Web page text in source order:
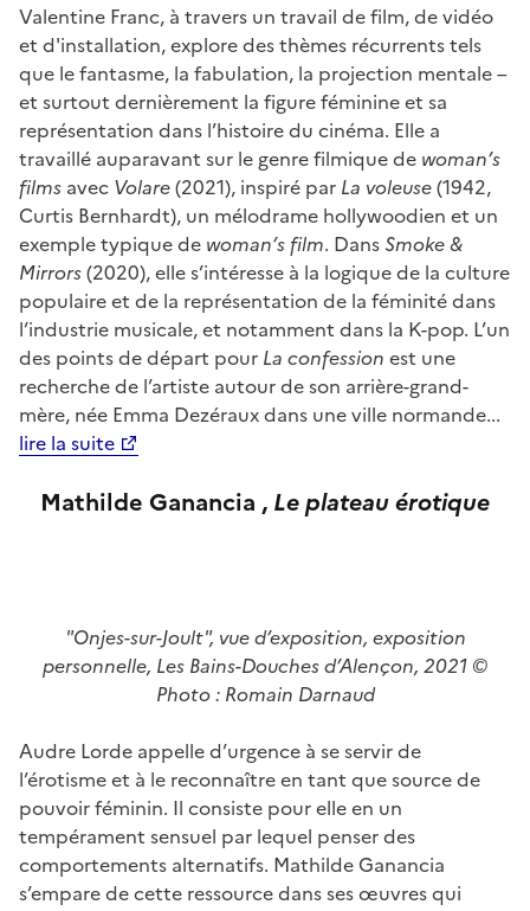
Valentine Franc, à travers un travail de film, de vidéo
et d'installation, explore des thèmes récurrents tels
que le fantasme, la fabulation, la projection mentale –
et surtout dernièrement la figure féminine et sa
représentation dans l’histoire du cinéma. Elle a
travaillé auparavant sur le genre filmique de woman’s
films avec Volare(2021), inspiré par La voleuse(1942,
Curtis Bernhardt), un mélodrame hollywoodien et un
exemple typique de woman’s film. Dans Smoke &
Mirrors(2020), elle s’intéresse à la logique de la culture
populaire et de la représentation de la féminité dans
l’industrie musicale, et notamment dans la K-pop. L’un
des points de départ pour La confession est une
recherche de l’artiste autour de son arrière-grand-
mère, née Emma Dezéraux dans une ville normande...
lire la suite
Mathilde Ganancia , Le plateau érotique
"Onjes-sur-Joult", vue d’exposition, exposition
personnelle, Les Bains-Douches d’Alençon, 2021 ©
Photo : Romain Darnaud
Audre Lorde appelle d’urgence à se servir de
l’érotisme et à le reconnaître en tant que source de
pouvoir féminin. Il consiste pour elle en un
tempérament sensuel par lequel penser des
comportements alternatifs. Mathilde Ganancia
s’empare de cette ressource dans ses œuvres qui